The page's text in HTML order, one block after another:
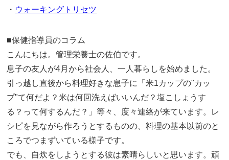
・ ウォーキングトリセツ
■保健指導員のコラム
こんにちは。管理栄養士の佐伯です。
息子の友人が4月から社会人、一人暮らしを始めました。
引っ越し直後から料理好きな息子に「米1カップの"カッ
プ"て何だよ？米は何回洗えばいいんだ？塩こしょうす
る？って何するんだ？」等々、度々連絡が来ています。レ
シピを見ながら作ろうとするものの、料理の基本以前のと
ころでつまずいている様子です。
でも、自炊をしようとする彼は素晴らしいと思います。頑